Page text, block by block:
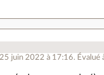
25 juin 2022 à 17:16. Évalué